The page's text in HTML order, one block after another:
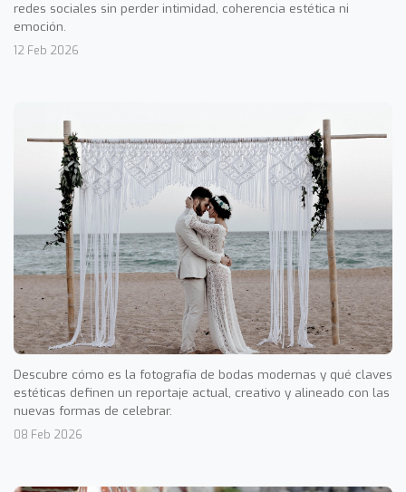
redes sociales sin perder intimidad, coherencia estética ni
emoción.
12 Feb 2026
Descubre cómo es la fotografía de bodas modernas y qué claves
estéticas definen un reportaje actual, creativo y alineado con las
nuevas formas de celebrar.
08 Feb 2026